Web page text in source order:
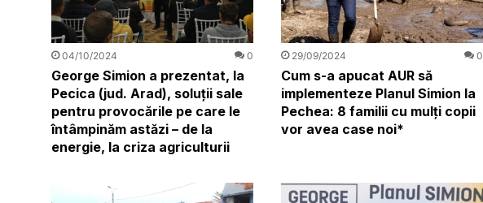
04/10/2024 0
George Simion a prezentat, la
Pecica (jud. Arad), soluții sale
pentru provocările pe care le
întâmpinăm astăzi – de la
energie, la criza agriculturii
29/09/2024 0
Cum s-a apucat AUR să
implementeze Planul Simion la
Pechea: 8 familii cu mulți copii
vor avea case noi*